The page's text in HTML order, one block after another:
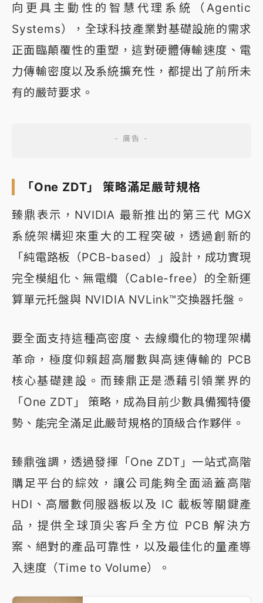
向更具主動性的智慧代理系統（Agentic
Systems），全球科技產業對基礎設施的需求
正面臨顛覆性的重塑，這對硬體傳輸速度、電
力傳輸密度以及系統擴充性，都提出了前所未
有的嚴苛要求。
「One ZDT」 策略滿足嚴苛規格
臻鼎表示，NVIDIA 最新推出的第三代 MGX
系統架構迎來重大的工程突破，透過創新的
「純電路板（PCB-based）」設計，成功實現
完全模組化、無電纜（Cable-free）的全新運
算單元托盤與 NVIDIA NVLink™交換器托盤。
要全面支持這種高密度、去線纜化的物理架構
革命，極度仰賴超高層數與高速傳輸的 PCB
核心基礎建設。而臻鼎正是憑藉引領業界的
「One ZDT」 策略，成為目前少數具備獨特優
勢、能完全滿足此嚴苛規格的頂級合作夥伴。
臻鼎強調，透過發揮「One ZDT」一站式高階
購足平台的綜效，讓公司能夠全面涵蓋高階
HDI、高層數伺服器板以及 IC 載板等關鍵產
品，提供全球頂尖客戶全方位 PCB 解決方
案、絕對的產品可靠性，以及最佳化的量產導
入速度（Time to Volume）。